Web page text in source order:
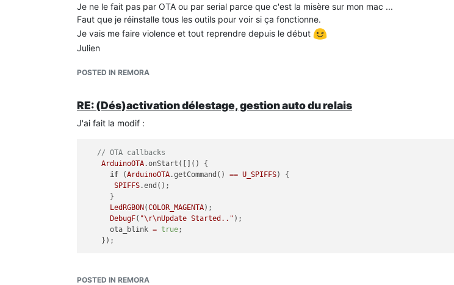
Je ne le fait pas par OTA ou par serial parce que c'est la misère sur mon mac ...
Faut que je réinstalle tous les outils pour voir si ça fonctionne.
Je vais me faire violence et tout reprendre depuis le début
Julien
POSTED IN REMORA
RE: (Dés)activation délestage, gestion auto du relais
J'ai fait la modif :
// OTA callbacks
ArduinoOTA.onStart([]() {
if (ArduinoOTA.getCommand() == U_SPIFFS) {
SPIFFS.end();
      }
LedRGBON(COLOR_MAGENTA);
DebugF( "\r\nUpdate Started.." );
      ota_blink
= true;
POSTED IN REMORA